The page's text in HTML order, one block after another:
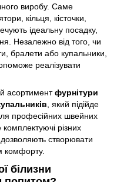
виробу. Саме
кільця, кісточки,
ідеальну посадку,
Незалежно від того, чи
бралети або купальники,
реалізувати
асортиментфурнітури
, який підійде
професійних швейних
різних
дозволяють створювати
комфорту.
білизни